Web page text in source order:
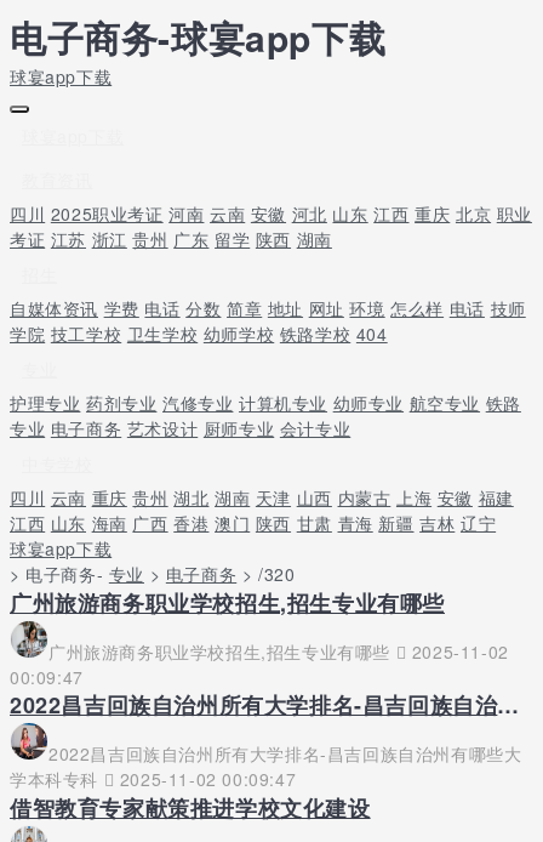
电子商务-球宴app下载
球宴app下载
四川 2025职业考证 河南 云南 安徽 河北 山东 江西 重庆 北京 职业
考证 江苏 浙江 贵州 广东 留学 陕西 湖南
自媒体资讯 学费 电话 分数 简章 地址 网址 环境 怎么样 电话 技师
学院 技工学校 卫生学校 幼师学校 铁路学校 404
护理专业 药剂专业 汽修专业 计算机专业 幼师专业 航空专业 铁路
专业 电子商务 艺术设计 厨师专业 会计专业
四川 云南 重庆 贵州 湖北 湖南 天津 山西 内蒙古 上海 安徽 福建
江西 山东 海南 广西 香港 澳门 陕西 甘肃 青海 新疆 吉林 辽宁
球宴app下载
> 电子商务- 专业 > 电子商务 > /320
广州旅游商务职业学校招生,招生专业有哪些
广州旅游商务职业学校招生,招生专业有哪些
2025-11-02
00:09:47
2022昌吉回族自治州所有大学排名-昌吉回族自治州有哪些大学本科专科
2022昌吉回族自治州所有大学排名-昌吉回族自治州有哪些大
学本科专科
2025-11-02 00:09:47
借智教育专家献策推进学校文化建设